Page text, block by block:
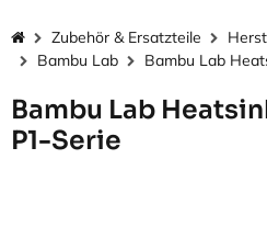
Zubehör & Ersatzteile
Bambu Lab
Bambu Lab
Bambu Lab
P1-Serie